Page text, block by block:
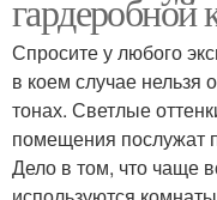
гардеробной
Спросите у любого
в коем случае
тонах. Светлые
помещения послужат
Дело в том, что чаще